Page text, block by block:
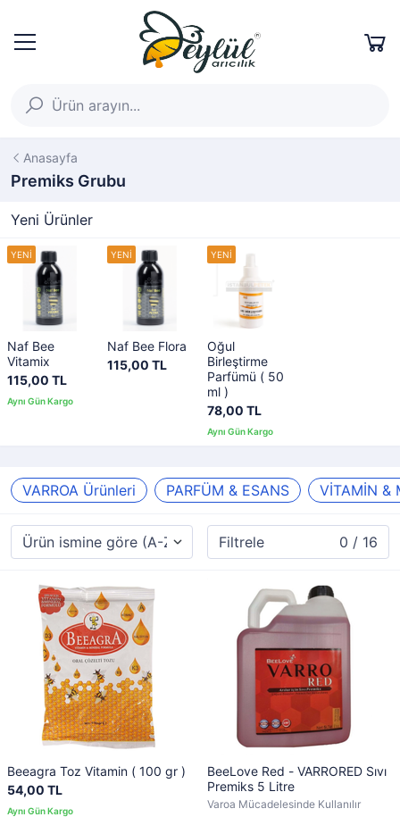
Anasayfa
Premiks Grubu
Yeni Ürünler
Naf Bee
Vitamix
115,00 TL
Naf Bee Flora
115,00 TL
Oğul
Birleştirme
Parfümü ( 50
ml )
78,00 TL
VARROA Ürünleri PARFÜM & ESANS VİTAMİN &
Filtrele 0 / 16
Beeagra Toz Vitamin ( 100 gr )
54,00 TL
BeeLove Red - VARRORED Sıvı
Premiks 5 Litre
Varoa Mücadelesinde Kullanılır